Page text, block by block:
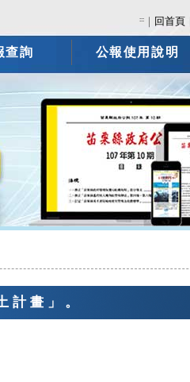
::: 回首頁
查詢 公報使用說明
計畫」。